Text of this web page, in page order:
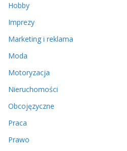
Hobby
Imprezy
Marketing i reklama
Moda
Motoryzacja
Nieruchomości
Obcojęzyczne
Praca
Prawo